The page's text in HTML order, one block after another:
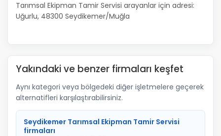
Tarımsal Ekipman Tamir Servisi arayanlar için adresi:
Uğurlu, 48300 Seydikemer/Muğla
Yakındaki ve benzer firmaları keşfet
Aynı kategori veya bölgedeki diğer işletmelere geçerek
alternatifleri karşılaştırabilirsiniz.
Seydikemer Tarımsal Ekipman Tamir Servisi
firmaları